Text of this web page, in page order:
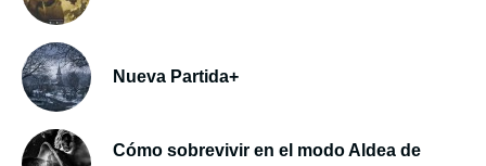
Nueva Partida+
Cómo sobrevivir en el modo Aldea de